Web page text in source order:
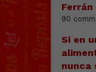
90
Si en
nunca